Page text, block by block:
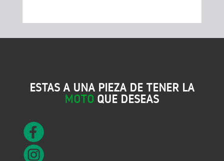
ESTAS A UNA PIEZA DE TENER LA
MOTO QUE DESEAS